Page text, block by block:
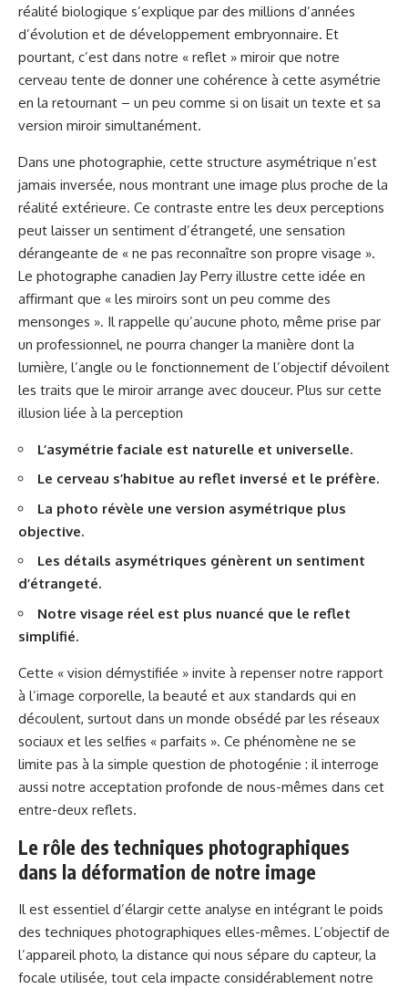
réalité biologique s’explique par des millions d’années
d’évolution et de développement embryonnaire. Et
pourtant, c’est dans notre « reflet » miroir que notre
cerveau tente de donner une cohérence à cette asymétrie
en la retournant – un peu comme si on lisait un texte et sa
version miroir simultanément.
Dans une photographie, cette structure asymétrique n’est
jamais inversée, nous montrant une image plus proche de la
réalité extérieure. Ce contraste entre les deux perceptions
peut laisser un sentiment d’étrangeté, une sensation
dérangeante de « ne pas reconnaître son propre visage ».
Le photographe canadien Jay Perry illustre cette idée en
affirmant que « les miroirs sont un peu comme des
mensonges ». Il rappelle qu’aucune photo, même prise par
un professionnel, ne pourra changer la manière dont la
lumière, l’angle ou le fonctionnement de l’objectif dévoilent
les traits que le miroir arrange avec douceur. Plus sur cette
illusion liée à la perception
L’asymétrie faciale est naturelle et universelle.
Le cerveau s’habitue au reflet inversé et le préfère.
La photo révèle une version asymétrique plus
objective.
Les détails asymétriques génèrent un sentiment
d’étrangeté.
Notre visage réel est plus nuancé que le reflet
simplifié.
Cette « vision démystifiée » invite à repenser notre rapport
à l’image corporelle, la beauté et aux standards qui en
découlent, surtout dans un monde obsédé par les réseaux
sociaux et les selfies « parfaits ». Ce phénomène ne se
limite pas à la simple question de photogénie : il interroge
aussi notre acceptation profonde de nous-mêmes dans cet
entre-deux reflets.
Le rôle des techniques photographiques
dans la déformation de notre image
Il est essentiel d’élargir cette analyse en intégrant le poids
des techniques photographiques elles-mêmes. L’objectif de
l’appareil photo, la distance qui nous sépare du capteur, la
focale utilisée, tout cela impacte considérablement notre